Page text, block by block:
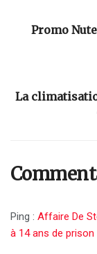
Promo
La
Ping : Affaire De
à 14 ans de